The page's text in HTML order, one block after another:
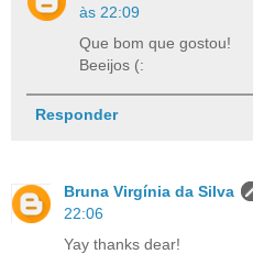
às 22:09
Que bom que gostou!
Beeijos (:
Responder
Bruna Virgínia da Silva
22:06
Yay thanks dear!